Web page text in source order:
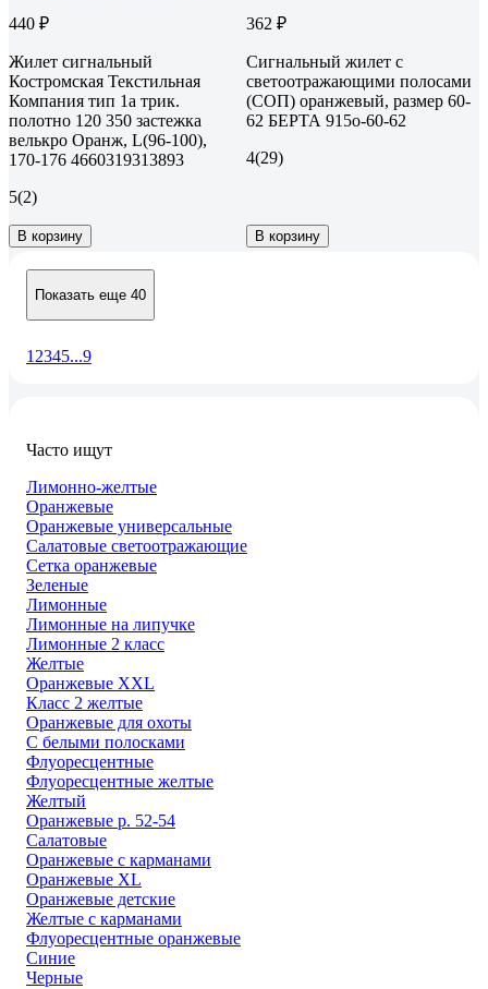
440 ₽
Жилет сигнальный
Костромская Текстильная
Компания тип 1а трик.
полотно 120 350 застежка
велькро Оранж, L(96-100),
170-176 4660319313893
5(2)
В корзину
362 ₽
Сигнальный жилет с
светоотражающими полосами
(СОП) оранжевый, размер 60-
62 БЕРТА 915о-60-62
4(29)
В корзину
Показать еще 40
1 2345...9
Часто ищут
Лимонно-желтые
Оранжевые
Оранжевые универсальные
Салатовые светоотражающие
Сетка оранжевые
Зеленые
Лимонные
Лимонные на липучке
Лимонные 2 класс
Желтые
Оранжевые XXL
Класс 2 желтые
Оранжевые для охоты
С белыми полосками
Флуоресцентные
Флуоресцентные желтые
Желтый
Оранжевые р. 52-54
Салатовые
Оранжевые с карманами
Оранжевые XL
Оранжевые детские
Желтые с карманами
Флуоресцентные оранжевые
Синие
Черные